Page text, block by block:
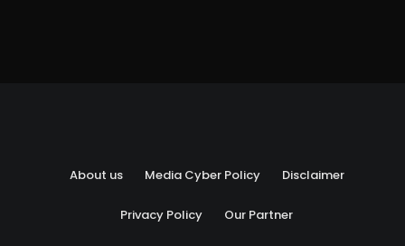
About us Media Cyber Policy Disclaimer
Privacy Policy Our Partner